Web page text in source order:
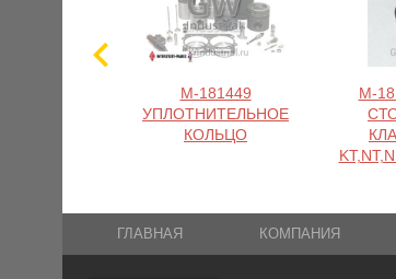
M-181449
УПЛОТНИТЕЛЬНОЕ
КОЛЬЦО
M-
ГЛАВНАЯ КОМПАНИЯ